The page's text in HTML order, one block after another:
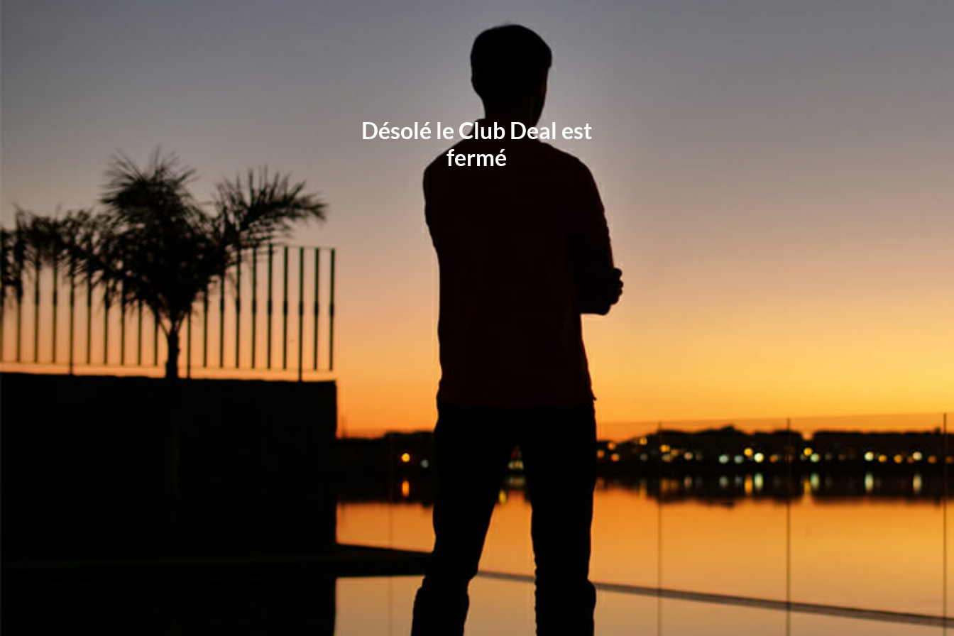
Désolé le Club Deal est
fermé